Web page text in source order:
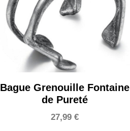
Bague Grenouille Fontaine
de Pureté
27,99 €